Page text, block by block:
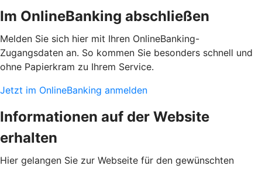
Im OnlineBanking abschließen
Melden Sie sich hier mit Ihren OnlineBanking-
Zugangsdaten an. So kommen Sie besonders schnell und
ohne Papierkram zu Ihrem Service.
Jetzt im OnlineBanking anmelden
Informationen auf der Website
erhalten
Hier gelangen Sie zur Webseite für den gewünschten